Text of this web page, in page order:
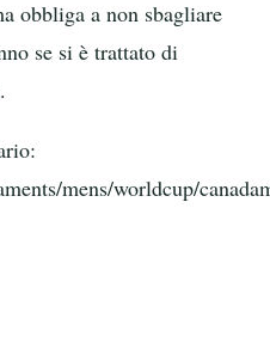
obbliga a non sbagliare
se si è trattato di
mens/worldcup/